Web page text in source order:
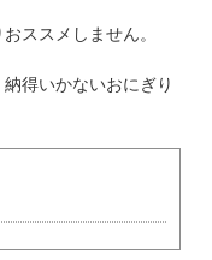
ススメしません。
得いかないおにぎり